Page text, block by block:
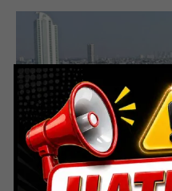
Lihat Detail Proyek
Indoor